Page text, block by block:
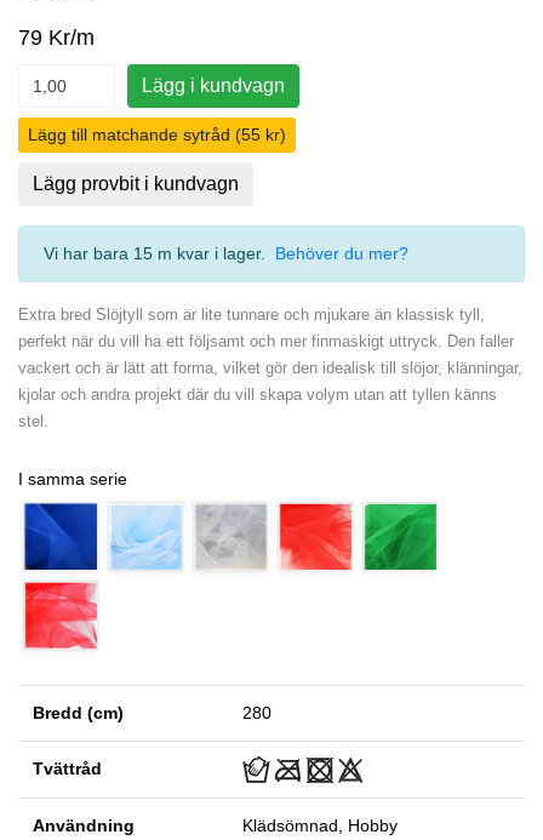
79 Kr/m
Lägg i kundvagn
Lägg till matchande sytråd (55 kr)
Lägg provbit i kundvagn
Vi har bara 15 m kvar i lager. Behöver du mer?
Extra bred Slöjtyll som är lite tunnare och mjukare än klassisk tyll,
perfekt när du vill ha ett följsamt och mer finmaskigt uttryck. Den faller
vackert och är lätt att forma, vilket gör den idealisk till slöjor, klänningar,
kjolar och andra projekt där du vill skapa volym utan att tyllen känns
stel.
I samma serie
Bredd (cm) 280
Tvättråd
Användning Klädsömnad, Hobby